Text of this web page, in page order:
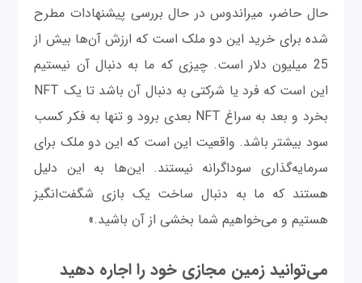
حال حاضر، میراندوس در حال بررسی پیشنهادات مطرح
شده برای خرید این دو ملک است که ارزش آن‌ها بیش از
25 میلیون دلار است. چیزی که ما به دنبال آن نیستیم
این است که فرد یا شرکتی به دنبال آن باشد تا یک NFT
بخرد و بعد به سراغ NFT بعدی برود و تنها به فکر کسب
سود بیشتر باشد. واقعیت این است که این دو ملک برای
سرمایه‌گذاری سوداگرانه نیستند. این‌ها به این دلیل
هستند که ما به دنبال ساخت یک بازی شگفت‌انگیز
هستیم و می‌خواهیم شما بخشی از آن باشید.»
می‌توانید زمین مجازی خود را اجاره دهید